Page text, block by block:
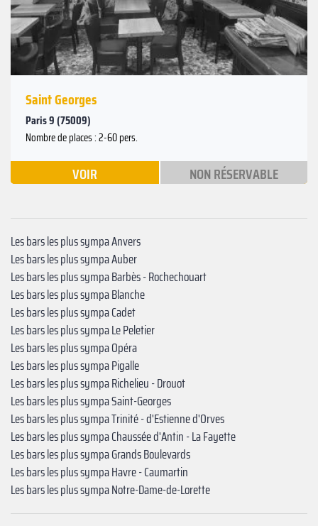
Saint Georges
Paris 9 (75009)
Nombre de places : 2-60 pers.
VOIR NON RÉSERVABLE
Les bars les plus sympa Anvers
Les bars les plus sympa Auber
Les bars les plus sympa Barbès - Rochechouart
Les bars les plus sympa Blanche
Les bars les plus sympa Cadet
Les bars les plus sympa Le Peletier
Les bars les plus sympa Opéra
Les bars les plus sympa Pigalle
Les bars les plus sympa Richelieu - Drouot
Les bars les plus sympa Saint-Georges
Les bars les plus sympa Trinité - d'Estienne d'Orves
Les bars les plus sympa ‍Chaussée d'Antin - La Fayette
Les bars les plus sympa ‍Grands Boulevards
Les bars les plus sympa ‍Havre - Caumartin
Les bars les plus sympa ‍Notre-Dame-de-Lorette